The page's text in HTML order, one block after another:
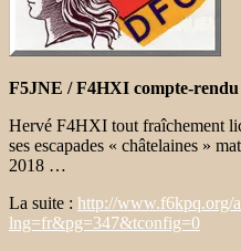
F5JNE / F4HXI compte-
Hervé F4HXI tout fraîchement
ses escapades « châtelaines »
2018 …
La suite : http://www.f6kpq.org/
lng=fr&pg=347&tconfig=0